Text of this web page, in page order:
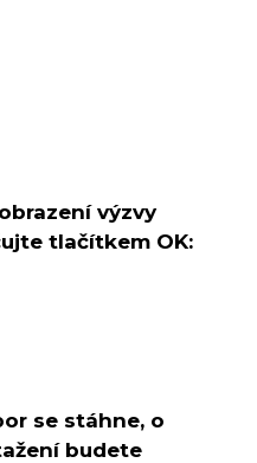
výzvy
tlačítkem OK:
se stáhne, o
budete